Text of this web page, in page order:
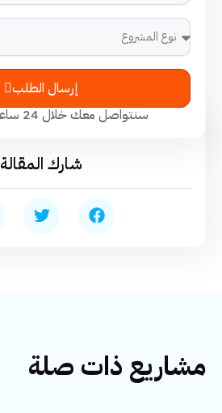
إرسال الطلب
سنتواصل معك خلال 24 ساعة كحد أقصى
شارك المقالة
مشاريع ذات صلة